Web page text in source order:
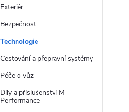
Exteriér
Bezpečnost
Technologie
Cestování a přepravní systémy
Péče o vůz
Díly a příslušenství M
Performance